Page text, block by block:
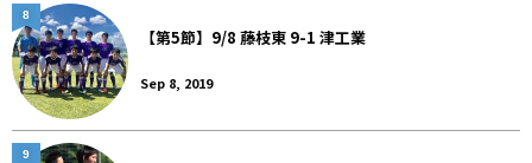
【第5節】9/8 藤枝東 9-1 津工業
Sep 8, 2019
8
9